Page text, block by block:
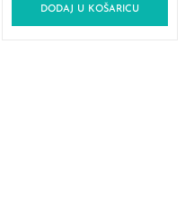
DODAJ U KOŠARICU